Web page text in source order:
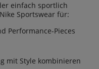
einfach sportlich
Sportswear für:
Performance-Pieces
mit Style kombinieren